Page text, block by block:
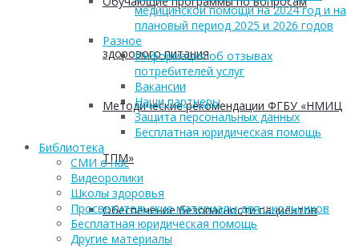
здорового питания
Методические рекомендации ФГБУ «НМИЦ
ТПМ»
Обеспечение безопасности пациентов
медицинской помощи на 2024 год и на
плановый период 2025 и 2026 годов
Разное
Информация об отзывах
потребителей услуг
Вакансии
Наши партнеры
Защита персональных данных
Бесплатная юридическая помощь
Библиотека
СМИ о нас
Видеоролики
Школы здоровья
Просветительские материалы для школьников
Бесплатная юридическая помощь
Другие материалы